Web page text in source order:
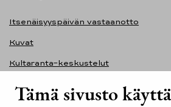
Tämä sivusto
Itsenäisyyspäivän vastaanotto
Kuvat
Kultaranta-keskustelut